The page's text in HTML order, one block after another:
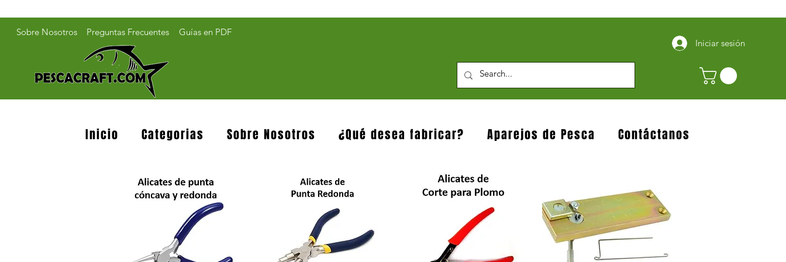
Sobre Nosotros Preguntas Frecuentes
Guías en PDF
Iniciar sesión
Inicio Categorias Sobre Nosotros ¿Qué desea fabricar? Aparejos de Pesca Contáctanos